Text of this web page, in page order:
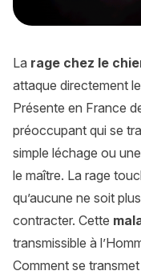
La rage chez le
attaque directement
Présente en France
préoccupant qui se
simple léchage ou
le maître. La rage
qu’aucune ne soit
contracter. Cette
transmissible à
Comment se